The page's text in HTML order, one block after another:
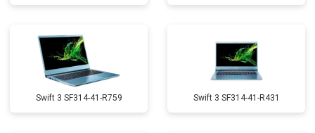
Swift 3 SF314-41-R759 Swift 3 SF314-41-R431